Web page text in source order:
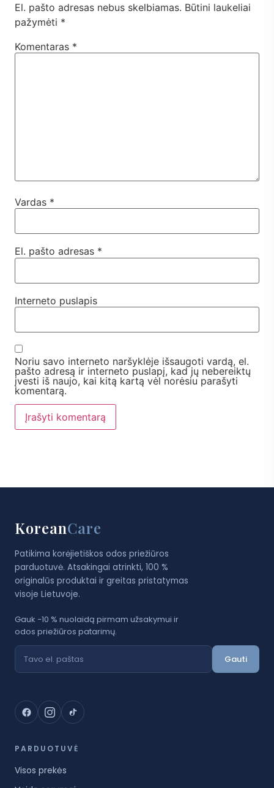
El. pašto adresas nebus skelbiamas. Būtini laukeliai
pažymėti *
Komentaras *
Vardas *
El. pašto adresas *
Interneto puslapis
Noriu savo interneto naršyklėje išsaugoti vardą, el.
pašto adresą ir interneto puslapį, kad jų nebereiktų
įvesti iš naujo, kai kitą kartą vėl norėsiu parašyti
komentarą.
KoreanCare
Patikima korėjietiškos odos priežiūros
parduotuvė. Atsakingai atrinkti, 100 %
originalūs produktai ir greitas pristatymas
visoje Lietuvoje.
Gauk −10 % nuolaidą pirmam užsakymui ir
odos priežiūros patarimų.
Gauti
PARDUOTUVĖ
Visos prekės